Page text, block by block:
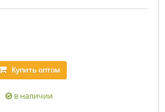
Купитьоптом
в наличии